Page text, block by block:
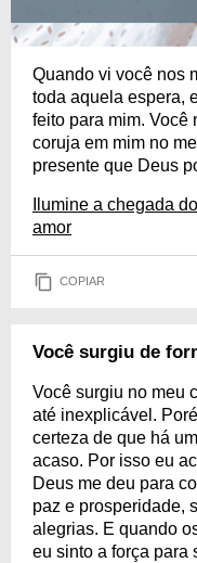
Quando vi você nos
toda aquela espera,
feito para mim. Você
coruja em mim no
presente que Deus
Ilumine a chegada
amor
COPIAR
Você surgiu de
Você surgiu no meu
até inexplicável.
certeza de que há
acaso. Por isso eu
Deus me deu para
paz e prosperidade,
alegrias. E quando
eu sinto a força para